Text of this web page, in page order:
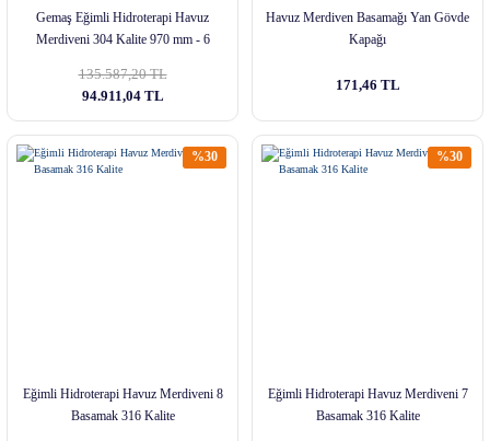
Gemaş Eğimli Hidroterapi Havuz
Merdiveni 304 Kalite 970 mm - 6
135.587,20 TL
94.911,04 TL
Havuz Merdiven Basamağı Yan Gövde
Kapağı
171,46 TL
%30
Eğimli Hidroterapi Havuz Merdiveni 8
Basamak 316 Kalite
%30
Eğimli Hidroterapi Havuz Merdiveni 7
Basamak 316 Kalite